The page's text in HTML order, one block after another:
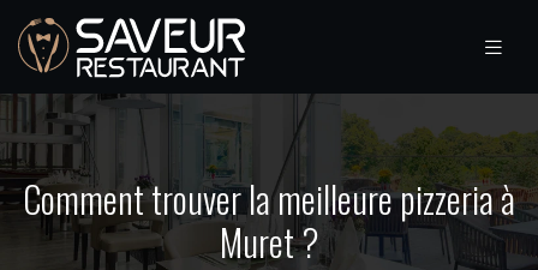
Comment trouver la meilleure pizzeria à
Muret ?